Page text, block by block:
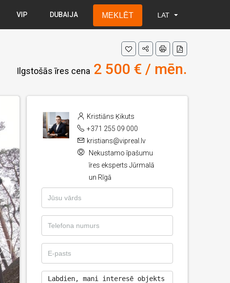
VIP DUBAIJA MEKLĒT
LAT
LAT
ENG
Ilgstošās īres cena 2 500 € / mēn.
Kristiāns Ķikuts
+371 255 09 000
kristians@vipreal.lv
Nekustamo īpašumu
īres eksperts Jūrmalā
un Rīgā